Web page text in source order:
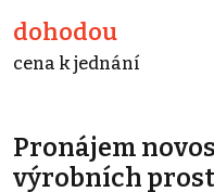
dohodou
cena k jednání
Pronájem
výrobních